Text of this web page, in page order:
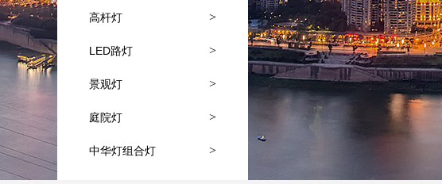
高杆灯 >
LED路灯 >
景观灯 >
庭院灯 >
中华灯组合灯 >